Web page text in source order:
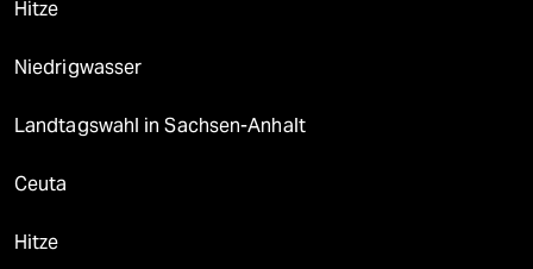
Hitze
Niedrigwasser
Landtagswahl in Sachsen-Anhalt
Ceuta
Hitze